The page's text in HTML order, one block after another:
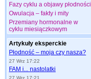
Fazy cyklu a objawy płodności
Owulacja – fakty i mity
Przemiany hormonalne w
cyklu miesiączkowym
Artykuły eksperckie
Płodność – moja czy nasza?
27 Wrz 17:22
FAM i... nastolatki
27 Wrz 17:21